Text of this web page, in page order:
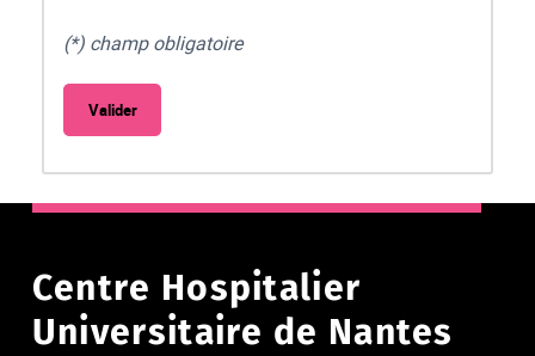
(*) champ obligatoire
Centre Hospitalier
Universitaire de Nantes